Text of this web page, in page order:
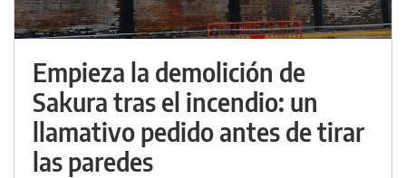
Empieza la demolición de
Sakura tras el incendio: un
llamativo pedido antes de tirar
las paredes